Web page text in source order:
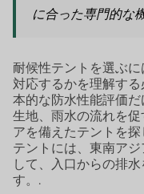
に合った専門的な
耐候性テントを選ぶ
対応するかを理解す
本的な防水性能評価
生地、雨水の流れを
アを備えたテントを
テントには、東南ア
して、入口からの排
す。.